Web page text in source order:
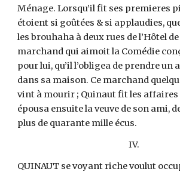
Ménage. Lorsqu’il fit ses premieres
étoient si goûtées & si applaudies,
les brouhaha à deux rues de l’Hôtel
marchand qui aimoit la Comédie
pour lui, qu’il l’obligea de prendre
dans sa maison. Ce marchand
vint à mourir ; Quinaut fit les affaires
épousa ensuite la veuve de son ami,
plus de quarante mille écus.
IV.
QUINAUT se voyant riche voulut